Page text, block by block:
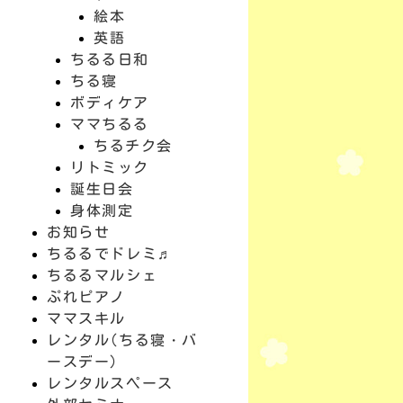
絵本
英語
ちるる日和
ちる寝
ボディケア
ママちるる
ちるチク会
リトミック
誕生日会
身体測定
お知らせ
ちるるでドレミ♬
ちるるマルシェ
ぷれピアノ
ママスキル
レンタル(ちる寝・バ
ースデー)
レンタルスペース